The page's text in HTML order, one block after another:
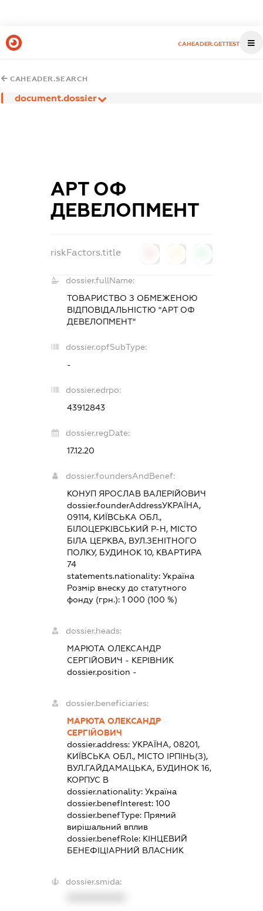
CAHEADER.GETTEST
CAHEADER.SEARCH
document.dossier
АРТ ОФ
ДЕВЕЛОПМЕНТ
riskFactors.title
dossier.fullName:
ТОВАРИСТВО З ОБМЕЖЕНОЮ
ВІДПОВІДАЛЬНІСТЮ "АРТ ОФ
ДЕВЕЛОПМЕНТ"
dossier.opfSubType:
-
dossier.edrpo:
43912843
dossier.regDate:
17.12.20
dossier.foundersAndBenef:
КОНУП ЯРОСЛАВ ВАЛЕРІЙОВИЧ
dossier.founderAddressУКРАЇНА,
09114, КИЇВСЬКА ОБЛ.,
БІЛОЦЕРКІВСЬКИЙ Р-Н, МІСТО
БІЛА ЦЕРКВА, ВУЛ.ЗЕНІТНОГО
ПОЛКУ, БУДИНОК 10, КВАРТИРА
74
statements.nationality: Україна
Розмір внеску до статутного
фонду (грн.): 1 000 (100 %)
dossier.heads:
МАРЮТА ОЛЕКСАНДР
СЕРГІЙОВИЧ - КЕРІВНИК
dossier.position -
dossier.beneficiaries:
МАРЮТА ОЛЕКСАНДР
СЕРГІЙОВИЧ
dossier.address: УКРАЇНА, 08201,
КИЇВСЬКА ОБЛ., МІСТО ІРПІНЬ(З),
ВУЛ.ГАЙДАМАЦЬКА, БУДИНОК 16,
КОРПУС В
dossier.nationality: Україна
dossier.benefInterest: 100
dossier.benefType: Прямий
вирішальний вплив
dossier.benefRole: КІНЦЕВИЙ
БЕНЕФІЦІАРНИЙ ВЛАСНИК
dossier.smida: